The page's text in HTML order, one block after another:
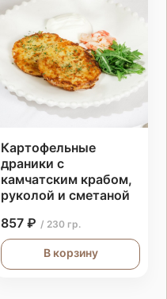
Картофельные
драники с
камчатским крабом,
руколой и сметаной
857 ₽ / 230 гр.
В корзину